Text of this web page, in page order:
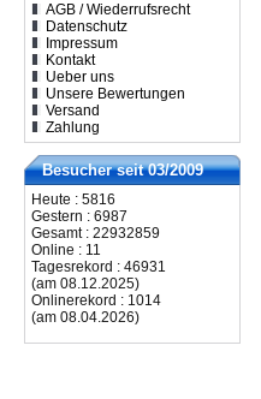
AGB / Wiederrufsrecht
Datenschutz
Impressum
Kontakt
Ueber uns
Unsere Bewertungen
Versand
Zahlung
Besucher seit 03/2009
Heute : 5816
Gestern : 6987
Gesamt : 22932859
Online : 11
Tagesrekord : 46931
(am 08.12.2025)
Onlinerekord : 1014
(am 08.04.2026)